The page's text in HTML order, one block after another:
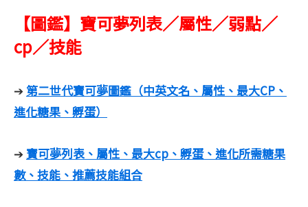
【圖鑑】寶可夢列表／屬性／弱點／
cp／技能
➔第二世代寶可夢圖鑑（中英文名、屬性、最大CP、
進化糖果、孵蛋）
➔寶可夢列表、屬性、最大cp、孵蛋、進化所需糖果
數、技能、推薦技能組合